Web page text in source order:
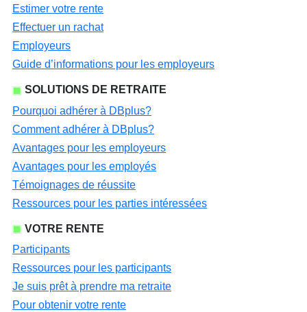
Estimer votre rente
Effectuer un rachat
Employeurs
Guide d’informations pour les employeurs
SOLUTIONS DE RETRAITE
Pourquoi adhérer à DBplus?
Comment adhérer à DBplus?
Avantages pour les employeurs
Avantages pour les employés
Témoignages de réussite
Ressources pour les parties intéressées
VOTRE RENTE
Participants
Ressources pour les participants
Je suis prêt à prendre ma retraite
Pour obtenir votre rente